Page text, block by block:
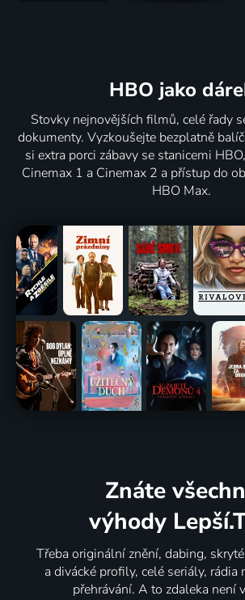
HBO jako
Stovky nejnovějších filmů, celé řady
dokumenty. Vyzkoušejte bezplatně
si extra porci zábavy se stanicemi
Cinemax 1 a Cinemax 2 a přístup do
HBO Max.
Znáte
výhody
Třeba originální znění, dabing,
a divácké profily, celé seriály, rádia
přehrávání. A to zdaleka není